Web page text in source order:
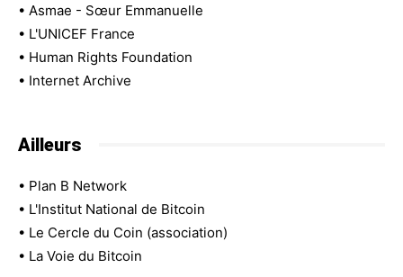
• Asmae - Sœur Emmanuelle
• L'UNICEF France
• Human Rights Foundation
• Internet Archive
Ailleurs
• Plan B Network
• L'Institut National de Bitcoin
• Le Cercle du Coin (association)
• La Voie du Bitcoin